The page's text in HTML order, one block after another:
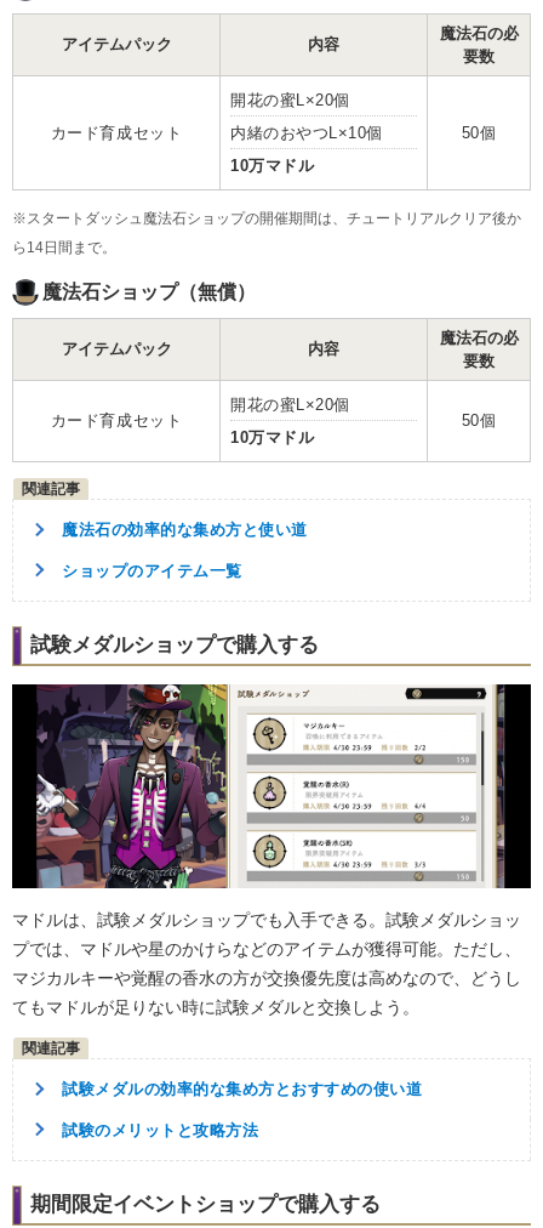
アイテムパック 内容
魔法石の必
要数
カード育成セット
開花の蜜L×20個
内緒のおやつL×10個
10万マドル
50個
※スタートダッシュ魔法石ショップの開催期間は、チュートリアルクリア後か
ら14日間まで。
魔法石ショップ（無償）
アイテムパック 内容
魔法石の必
要数
カード育成セット
開花の蜜L×20個
10万マドル
50個
魔法石の効率的な集め方と使い道
ショップのアイテム一覧
試験メダルショップで購入する
マドルは、試験メダルショップでも入手できる。試験メダルショッ
プでは、マドルや星のかけらなどのアイテムが獲得可能。ただし、
マジカルキーや覚醒の香水の方が交換優先度は高めなので、どうし
てもマドルが足りない時に試験メダルと交換しよう。
試験メダルの効率的な集め方とおすすめの使い道
試験のメリットと攻略方法
期間限定イベントショップで購入する